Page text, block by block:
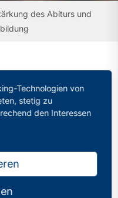
des Abiturs und
die
in
Technologien von
stetig zu
den Interessen